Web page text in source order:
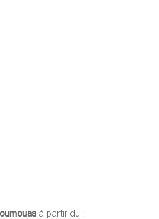
à partir du :